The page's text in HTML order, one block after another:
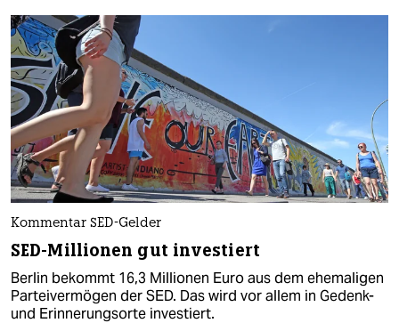
Kommentar SED-Gelder
SED-Millionen gut investiert
Berlin bekommt 16,3 Millionen Euro aus dem ehemaligen
Parteivermögen der SED. Das wird vor allem in Gedenk-
und Erinnerungsorte investiert.